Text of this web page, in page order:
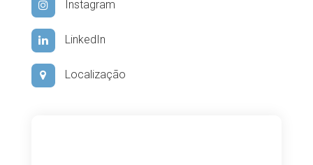
Instagram
LinkedIn
Localização